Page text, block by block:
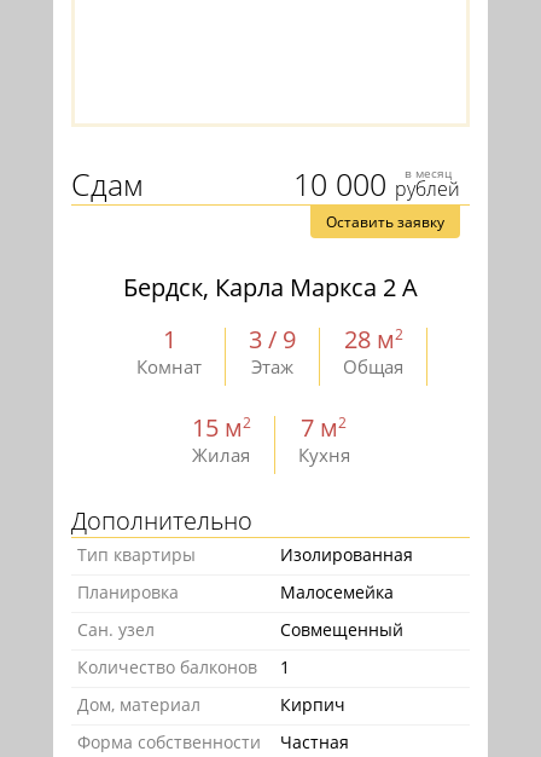
10 000 в месяц
рублей
Сдам
Оставить заявку
Бердск, Карла Маркса 2 А
1
Комнат
3 / 9
Этаж
28 м2
Общая
15 м2
Жилая
7 м2
Кухня
Дополнительно
Тип квартиры
Изолированная
Планировка
Малосемейка
Сан. узел
Совмещенный
Количество балконов
1
Дом, материал
Кирпич
Форма собственности
Частная